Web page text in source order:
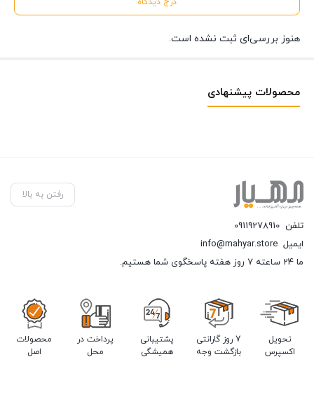
هنوز بررسی‌ای ثبت نشده است.
محصولات پیشنهادی
رفتن به بالا
تلفن 09119278910
ایمیل info@mahyar.store
ما 24 ساعته 7 روز هفته پاسخگوی شما هستیم.
تحویل
اکسپرس
7 روز گارانتی
بازگشت وجه
پشتیبانی
همیشگی
پرداخت در
محل
محصولات
اصل